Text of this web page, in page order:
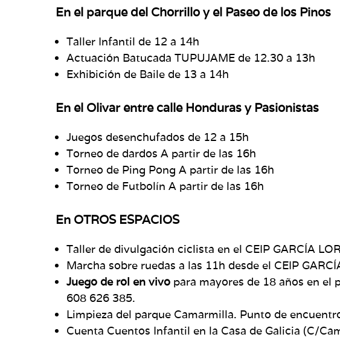
En el parque del Chorrillo y el Paseo de los Pinos
Taller Infantil de 12 a 14h
Actuación Batucada TUPUJAME de 12.30 a 13h
Exhibición de Baile de 13 a 14h
En el Olivar entre calle Honduras y Pasionistas
Juegos desenchufados de 12 a 15h
Torneo de dardos A partir de las 16h
Torneo de Ping Pong A partir de las 16h
Torneo de Futbolín A partir de las 16h
En OTROS ESPACIOS
Taller de divulgación ciclista en el CEIP GARCÍA
Marcha sobre ruedas a las 11h desde el CEIP
Juego de rol en vivo para mayores de 18 años en
608 626 385.
Limpieza del parque Camarmilla. Punto de
Cuenta Cuentos Infantil en la Casa de Galicia (C/